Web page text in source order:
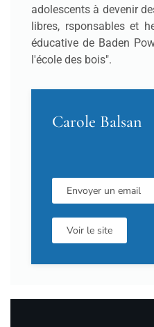
adolescents à devenir
libres, rsponsables et
éducative de Baden
l'école des bois".
Carole Balsan
Envoyer un email
Voir le site